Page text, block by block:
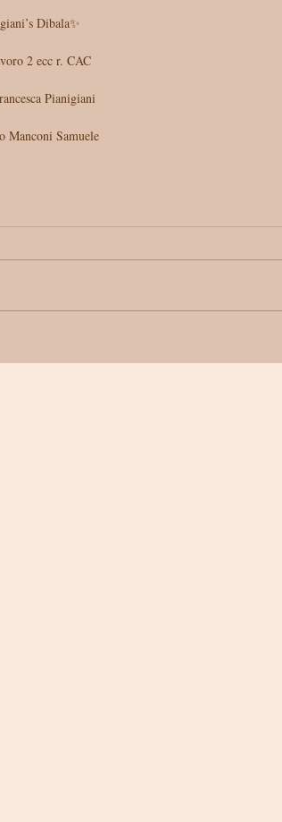
Dibala✨
2 ecc r. CAC
Pianigiani
Manconi Samuele